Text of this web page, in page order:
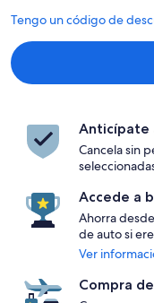
Tengo un código de
Anticípate
Cancela sin
Accede a
Ahorra
de auto si
Ver
Compra